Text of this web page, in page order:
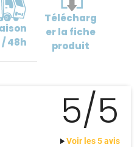
/ 48h
Télécharg
erla fiche
produit
5/5
Voir les 5 avis